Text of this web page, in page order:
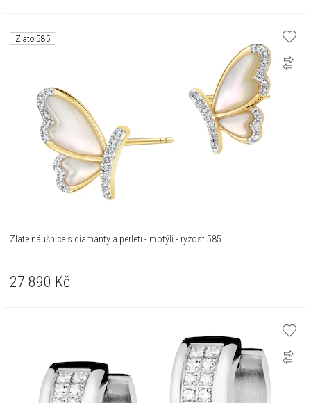
Zlato 585
Zlaté náušnice s diamanty a perletí - motýli - ryzost 585
27 890 Kč